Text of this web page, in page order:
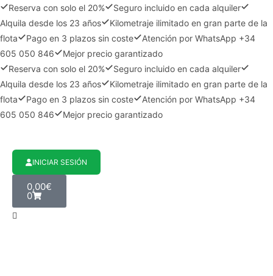
Reserva con solo el 20%
Seguro incluido en cada alquiler
Alquila desde los 23 años
Kilometraje ilimitado en gran parte de la
flota
Pago en 3 plazos sin coste
Atención por WhatsApp +34
605 050 846
Mejor precio garantizado
Reserva con solo el 20%
Seguro incluido en cada alquiler
Alquila desde los 23 años
Kilometraje ilimitado en gran parte de la
flota
Pago en 3 plazos sin coste
Atención por WhatsApp +34
605 050 846
Mejor precio garantizado
INICIAR SESIÓN
0,00€
0